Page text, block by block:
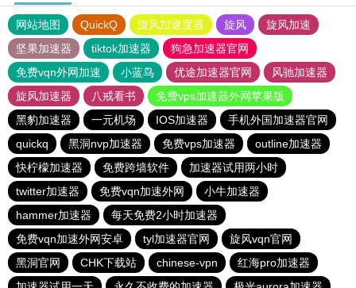
网站地图 QuickQ 旋风加速度器 旋风
旋风加速
坚果加速器
tiktok加速器
狗急加速器官网
免费vqn外网加速
小蓝鸟 优途加速器官网
风驰加速器
旋风加速器
八戒看书
免费vps加速器外网苹果版
黑豹加速器
一元机场 IOS加速器
手机外国加速器官网
quickq
黑洞nvp加速器 免费vps加速器
outline加速器
快柠檬加速器
免费跨墙软件
加速器试用两小时
twitter加速器
免费vqn加速外网
小牛加速器
hammer加速器
每天免费2小时加速器
免费vqn加速外网安卓
tyl加速器官网
旋风vqn官网
黑洞官网
CHK下载站 chinese-vpn
红海pro加速器